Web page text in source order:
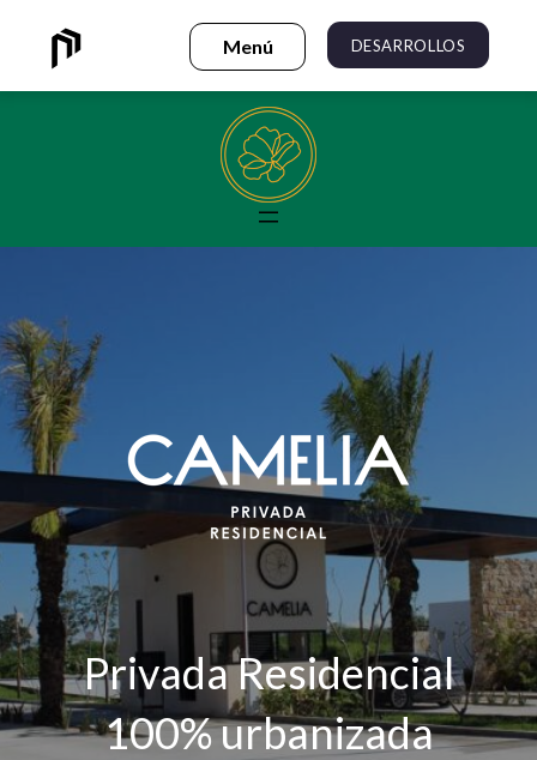
DESARROLLOS
Privada Residencial
100% urbanizada